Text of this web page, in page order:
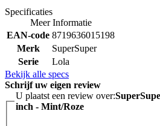
Specificaties
Meer Informatie
EAN-code 8719636015198
Merk
SuperSuper
Serie
Lola
Bekijk alle specs
Schrijf uw eigen review
U plaatst een review over:
inch - Mint/Roze